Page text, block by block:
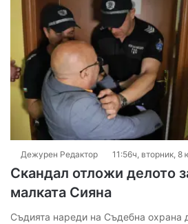
Дежурен Редактор 11:56ч, вторник, 8
Скандал отложи делото
малката Сияна
Съдията нареди на Съдебна охрана